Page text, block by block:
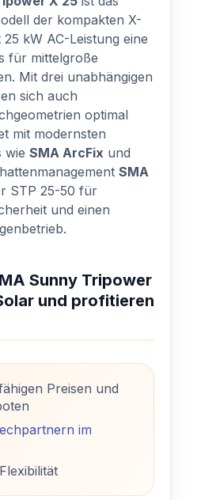
der kompakten X-
kW AC-Leistung eine
für mittelgroße
Mit drei unabhängigen
sich auch
optimal
mit modernsten
wie SMA ArcFix und
SMA
STP 25-50 für
und einen
Sunny Tripower
und profitieren
Preisen und
im